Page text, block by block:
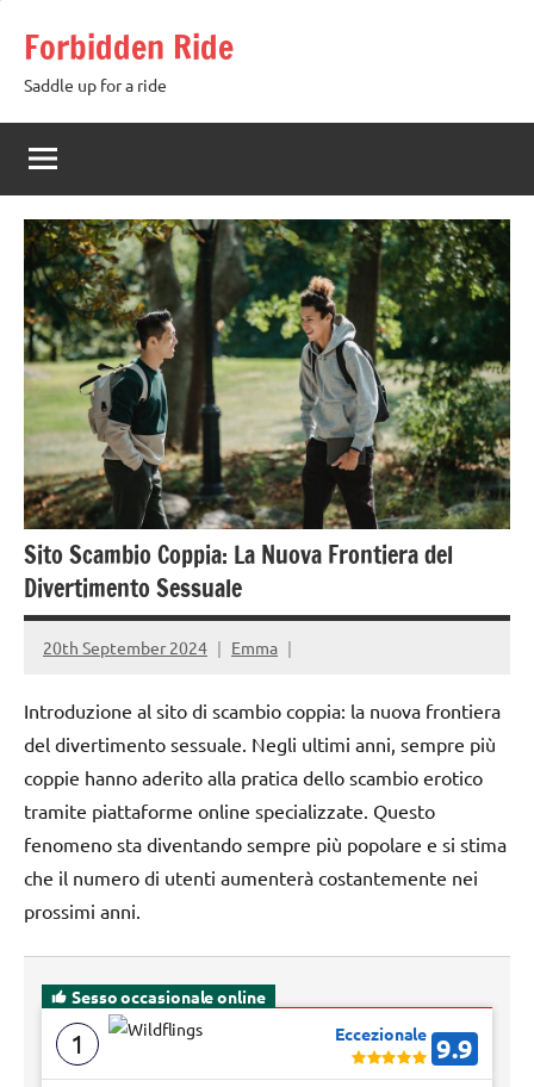
content
Forbidden Ride
Saddle up for a ride
Sito Scambio Coppia: La Nuova Frontiera del
Divertimento Sessuale
20th September 2024 Emma
Introduzione al sito di scambio coppia: la nuova frontiera
del divertimento sessuale. Negli ultimi anni, sempre più
coppie hanno aderito alla pratica dello scambio erotico
tramite piattaforme online specializzate. Questo
fenomeno sta diventando sempre più popolare e si stima
che il numero di utenti aumenterà costantemente nei
prossimi anni.
Sesso occasionale online
1 Eccezionale 9.9